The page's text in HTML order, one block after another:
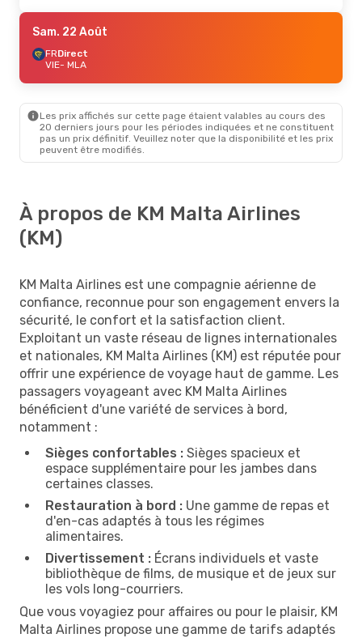
Sam. 22 Août
FRDirect
VIE- MLA
Les prix affichés sur cette page étaient valables au cours des
20 derniers jours pour les périodes indiquées et ne constituent
pas un prix définitif. Veuillez noter que la disponibilité et les prix
peuvent être modifiés.
À propos de KM Malta Airlines
(KM)
KM Malta Airlines est une compagnie aérienne de
confiance, reconnue pour son engagement envers la
sécurité, le confort et la satisfaction client.
Exploitant un vaste réseau de lignes internationales
et nationales, KM Malta Airlines (KM) est réputée pour
offrir une expérience de voyage haut de gamme. Les
passagers voyageant avec KM Malta Airlines
bénéficient d'une variété de services à bord,
notamment :
Sièges confortables : Sièges spacieux et
espace supplémentaire pour les jambes dans
certaines classes.
Restauration à bord : Une gamme de repas et
d'en-cas adaptés à tous les régimes
alimentaires.
Divertissement : Écrans individuels et vaste
bibliothèque de films, de musique et de jeux sur
les vols long-courriers.
Que vous voyagiez pour affaires ou pour le plaisir, KM
Malta Airlines propose une gamme de tarifs adaptés